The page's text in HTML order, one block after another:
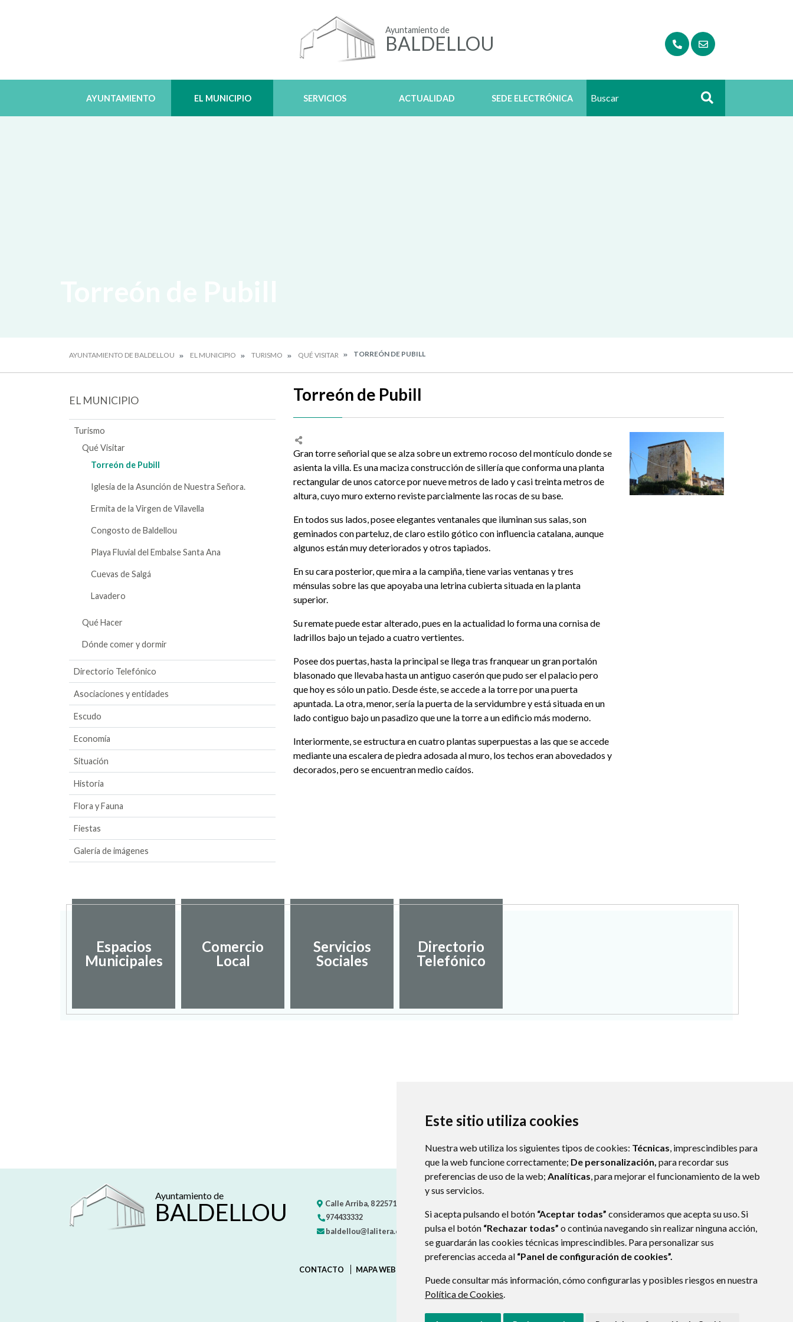
Este sitio utiliza cookies
Nuestra web utiliza los siguientes tipos de cookies: Técnicas, imprescindibles para
que la web funcione correctamente; De personalización, para recordar sus
preferencias de uso de la web; Analíticas, para mejorar el funcionamiento de la web
y sus servicios.
Si acepta pulsando el botón “Aceptar todas” consideramos que acepta su uso. Si
pulsa el botón “Rechazar todas” o continúa navegando sin realizar ninguna acción,
se guardarán las cookies técnicas imprescindibles. Para personalizar sus
preferencias acceda al “Panel de configuración de cookies”.
Puede consultar más información, cómo configurarlas y posibles riesgos en nuestra
Política de Cookies.
Ayuntamiento de
BALDELLOU
AYUNTAMIENTO EL MUNICIPIO SERVICIOS ACTUALIDAD SEDE ELECTRÓNICA Buscar
AYUNTAMIENTO DE BALDELLOU EL MUNICIPIO TURISMO QUÉ VISITAR TORREÓN DE PUBILL
EL MUNICIPIO
Turismo
Qué Visitar
Torreón de Pubill
Iglesia de la Asunción de Nuestra Señora.
Ermita de la Virgen de Vilavella
Congosto de Baldellou
Playa Fluvial del Embalse Santa Ana
Cuevas de Salgá
Lavadero
Qué Hacer
Dónde comer y dormir
Directorio Telefónico
Asociaciones y entidades
Escudo
Economía
Situación
Historia
Flora y Fauna
Fiestas
Galería de imágenes
Torreón de Pubill
Gran torre señorial que se alza sobre un extremo rocoso del montículo donde se
asienta la villa. Es una maciza construcción de sillería que conforma una planta
rectangular de unos catorce por nueve metros de lado y casi treinta metros de
altura, cuyo muro externo reviste parcialmente las rocas de su base.
En todos sus lados, posee elegantes ventanales que iluminan sus salas, son
geminados con parteluz, de claro estilo gótico con influencia catalana, aunque
algunos están muy deteriorados y otros tapiados.
En su cara posterior, que mira a la campiña, tiene varias ventanas y tres
ménsulas sobre las que apoyaba una letrina cubierta situada en la planta
superior.
Su remate puede estar alterado, pues en la actualidad lo forma una cornisa de
ladrillos bajo un tejado a cuatro vertientes.
Posee dos puertas, hasta la principal se llega tras franquear un gran portalón
blasonado que llevaba hasta un antiguo caserón que pudo ser el palacio pero
que hoy es sólo un patio. Desde éste, se accede a la torre por una puerta
apuntada. La otra, menor, sería la puerta de la servidumbre y está situada en un
lado contiguo bajo un pasadizo que une la torre a un edificio más moderno.
Interiormente, se estructura en cuatro plantas superpuestas a las que se accede
mediante una escalera de piedra adosada al muro, los techos eran abovedados y
decorados, pero se encuentran medio caídos.
Espacios
Municipales
Comercio
Local
Servicios
Sociales
Directorio
Telefónico
Ayuntamiento de
BALDELLOU Calle Arriba, 822571
974433332
baldellou@lalitera.org
CONTACTO MAPA WEB